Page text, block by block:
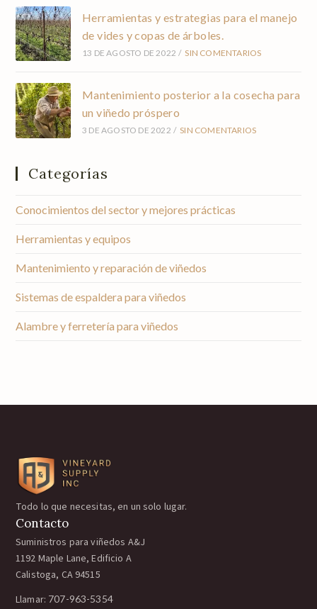
Herramientas y estrategias para el manejo
de vides y copas de árboles.
13 DE AGOSTO DE 2022 / SIN COMENTARIOS
Mantenimiento posterior a la cosecha para
un viñedo próspero
3 DE AGOSTO DE 2022 / SIN COMENTARIOS
Categorías
Conocimientos del sector y mejores prácticas
Herramientas y equipos
Mantenimiento y reparación de viñedos
Sistemas de espaldera para viñedos
Alambre y ferretería para viñedos
Todo lo que necesitas, en un solo lugar.
Contacto
Suministros para viñedos A&J
1192 Maple Lane, Edificio A
Calistoga, CA 94515
Llamar: 707-963-5354